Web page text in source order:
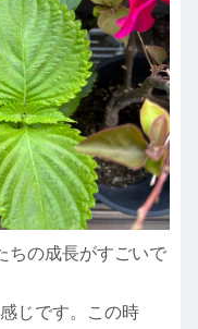
ちの成長がすごいで
じです。この時